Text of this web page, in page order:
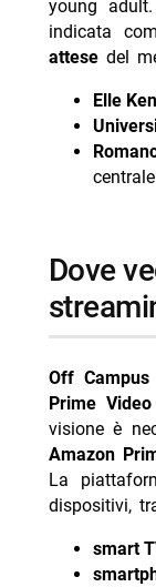
young
indicata
attesedel
Elle
centrale
dove vedere off campus in
Off Campus
Prime Video
visione è
Amazon
La
dispositivi,
smart